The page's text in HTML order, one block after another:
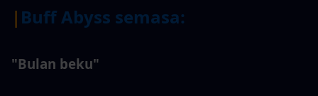
| Buff Abyss semasa:
"Bulan beku"